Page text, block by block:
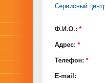
Сервисный
Ф.И.О.: *
Адрес: *
Телефон: *
E-mail: